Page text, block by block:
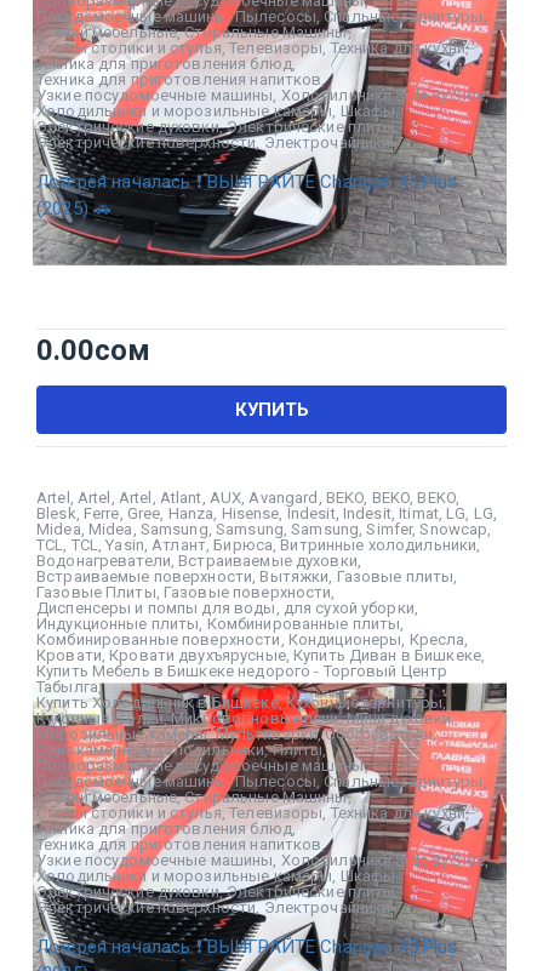
Посудомоечные машины ,Пылесосы Спальные гарнитуры
Стенки мебельные,Стиральные Машины,
Столы столики и стулья ,Телевизоры,Техника для кухни,
Техника для приготовления блюд ,
Техника для приготовления напитков ,
Узкие посудомоечные машины Холодильники Side By Side,
Холодильники и морозильные камеры Шкафы,
Электрические духовки,Электрические плиты,
Электрические поверхности,Электрочайники
Лотерея началась ❗ ВЫИГРАЙТЕ Changan X5 Plus
(2025) 🚗
0.00сом
КУПИТЬ
Artel Artel Artel Atlant AUX Avangard BEKO BEKO BEKO,
Blesk Ferre Gree Hanza Hisense Indesit, Indesit, Itimat, LG LG
Midea Midea Samsung ,Samsung ,Samsung ,Simfer,Snowcap
TCL
TCL ,Yasin Атлант ,Бирюса ,Витринные холодильники ,
Водонагреватели Встраиваемые духовки
Встраиваемые поверхности Вытяжки Газовые плиты
Газовые Плиты Газовые поверхности
Диспенсеры и помпы для воды
для сухой уборки
Индукционные плиты Комбинированные плиты
Комбинированные поверхности Кондиционеры Кресла
Кровати, Кровати двухъярусные, Купить Диван в Бишкеке,
Купить Мебель в Бишкеке недорого - Торговый Центр
Табылга,
Купить Холодильник в Бишкеке,Кухонные гарнитуры,
Кухонные уголки,Микроволновые печи,Мини духовки,
Морозильные камеры,Мультиварки,Обогреватели,
Однокамерные холодильники,Плиты,
Полноразмерные посудомоечные машины,
Посудомоечные машины ,Пылесосы Спальные гарнитуры
Стенки мебельные,Стиральные Машины,
Столы столики и стулья ,Телевизоры,Техника для кухни,
Техника для приготовления блюд ,
Техника для приготовления напитков ,
Узкие посудомоечные машины Холодильники Side By Side,
Холодильники и морозильные камеры Шкафы,
Электрические духовки,Электрические плиты,
Электрические поверхности,Электрочайники
Лотерея началась ❗ ВЫИГРАЙТЕ Changan X5 Plus